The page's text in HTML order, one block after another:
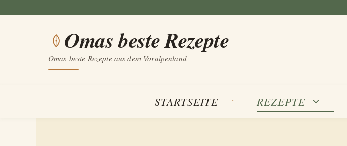
Omas beste Rezepte
Omas beste Rezepte aus dem Voralpenland
STARTSEITE REZEPTE